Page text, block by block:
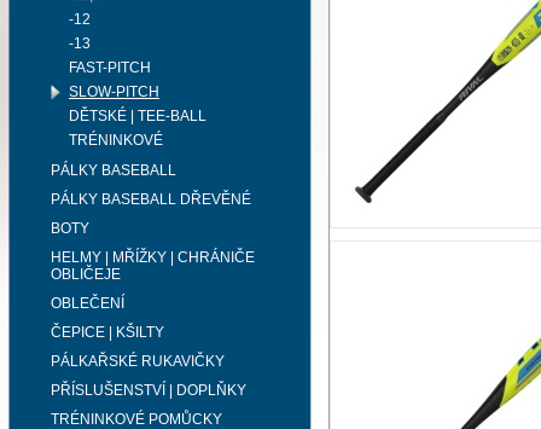
-12
-13
FAST-PITCH
SLOW-PITCH
DĚTSKÉ | TEE-BALL
TRÉNINKOVÉ
PÁLKY BASEBALL
PÁLKY BASEBALL DŘEVĚNÉ
BOTY
HELMY | MŘÍŽKY | CHRÁNIČE
OBLIČEJE
OBLEČENÍ
ČEPICE | KŠILTY
PÁLKAŘSKÉ RUKAVIČKY
PŘÍSLUŠENSTVÍ | DOPLŇKY
TRÉNINKOVÉ POMŮCKY